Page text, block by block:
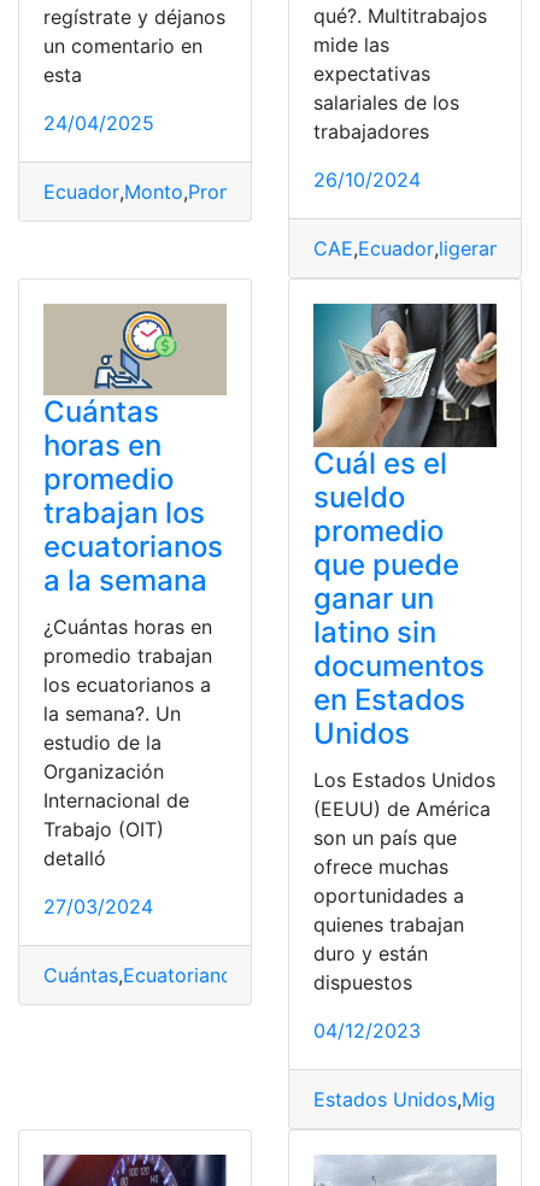
regístrate y déjanos
un comentario en
esta
24/04/2025
Ecuador,Monto,Promedio recibieron ,Trabajadores
qué?. Multitrabajos
mide las
expectativas
salariales de los
trabajadores
26/10/2024
CAE,Ecuador,
Cuántas
horas en
promedio
trabajan los
ecuatorianos
a la semana
¿Cuántas horas en
promedio trabajan
los ecuatorianos a
la semana?. Un
estudio de la
Organización
Internacional de
Trabajo (OIT)
detalló
27/03/2024
Cuántas,Ecuatorianos Promedio,Semana
Cuál es el
sueldo
promedio
que puede
ganar un
latino sin
documentos
en Estados
Unidos
Los Estados Unidos
(EEUU) de América
son un país que
ofrece muchas
oportunidades a
quienes trabajan
duro y están
dispuestos
04/12/2023
Estados Unidos,